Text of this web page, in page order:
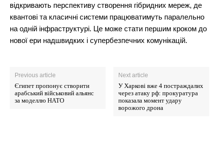
відкривають перспективу створення гібридних мереж, де
квантові та класичні системи працюватимуть паралельно
на одній інфраструктурі. Це може стати першим кроком до
нової ери надшвидких і супербезпечних комунікацій.
Previous article
Єгипет пропонує створити
арабський військовий альянс
за моделлю НАТО
Next article
У Харкові вже 4 постраждалих
через атаку рф: прокуратура
показала момент удару
ворожого дрона